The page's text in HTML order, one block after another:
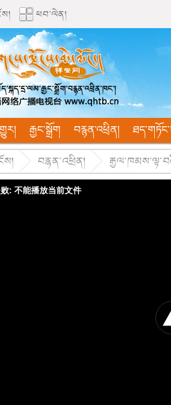
ཕབ་ལེན།
རྒྱང་སྒྲོག བརྙན་འཕྲིན།
བརྙན་འཕྲིན།
: 不能播放当前文件